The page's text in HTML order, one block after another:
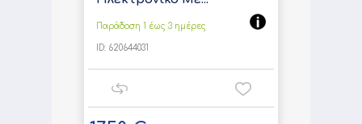
Παράδοση 1 έως 3 ημέρες
ID: 620644031